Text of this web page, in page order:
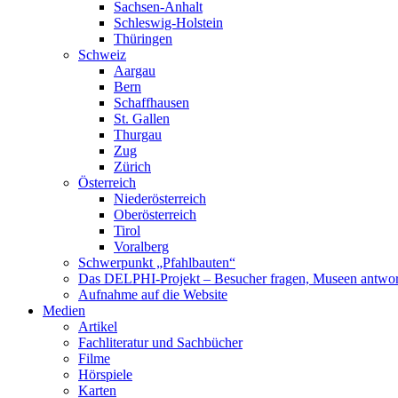
Sachsen-Anhalt
Schleswig-Holstein
Thüringen
Schweiz
Aargau
Bern
Schaffhausen
St. Gallen
Thurgau
Zug
Zürich
Österreich
Niederösterreich
Oberösterreich
Tirol
Voralberg
Schwerpunkt „Pfahlbauten“
Das DELPHI-Projekt – Besucher fragen, Museen
Aufnahme auf die Website
Medien
Artikel
Fachliteratur und Sachbücher
Filme
Hörspiele
Karten